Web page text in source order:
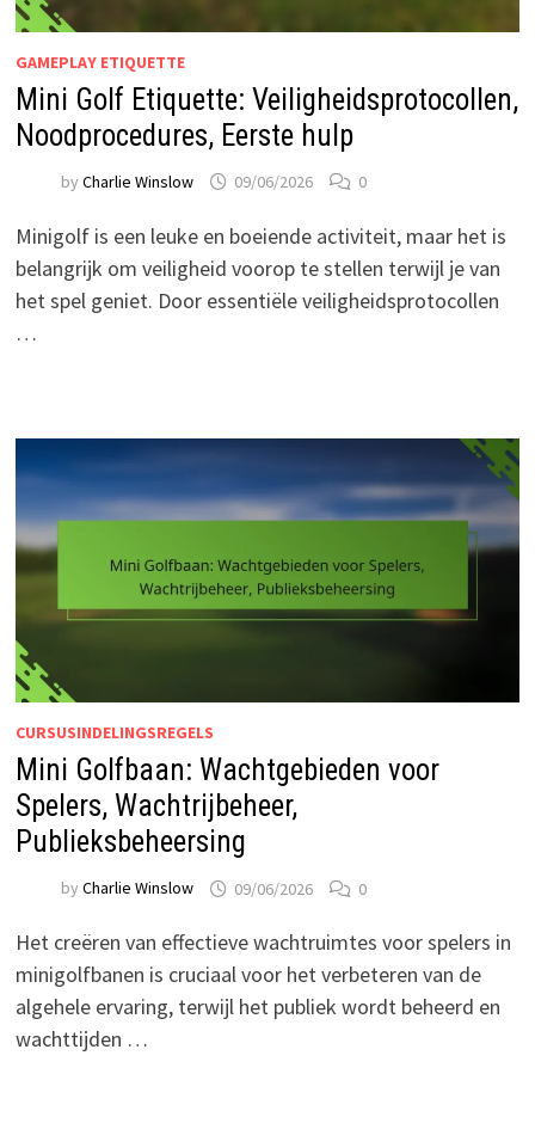
GAMEPLAY ETIQUETTE
Mini Golf Etiquette: Veiligheidsprotocollen,
Noodprocedures, Eerste hulp
by Charlie Winslow 09/06/2026 0
Minigolf is een leuke en boeiende activiteit, maar het is
belangrijk om veiligheid voorop te stellen terwijl je van
het spel geniet. Door essentiële veiligheidsprotocollen
…
CURSUSINDELINGSREGELS
Mini Golfbaan: Wachtgebieden voor
Spelers, Wachtrijbeheer,
Publieksbeheersing
by Charlie Winslow 09/06/2026 0
Het creëren van effectieve wachtruimtes voor spelers in
minigolfbanen is cruciaal voor het verbeteren van de
algehele ervaring, terwijl het publiek wordt beheerd en
wachttijden …